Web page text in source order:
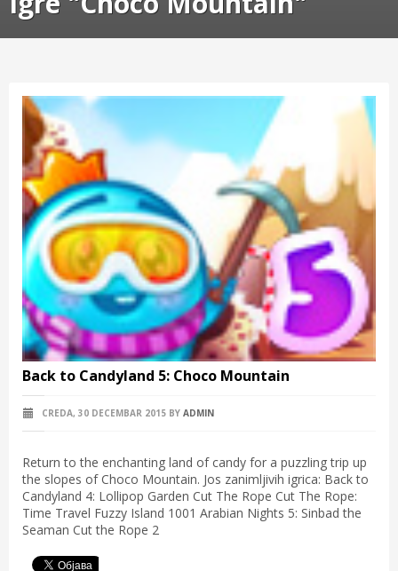
Back to Candyland 5: Choco Mountain
CREDA, 30 DECEMBAR 2015 BY ADMIN
Return to the enchanting land of candy for a puzzling trip up
the slopes of Choco Mountain. Jos zanimljivih igrica: Back to
Candyland 4: Lollipop Garden Cut The Rope Cut The Rope:
Time Travel Fuzzy Island 1001 Arabian Nights 5: Sinbad the
Seaman Cut the Rope 2